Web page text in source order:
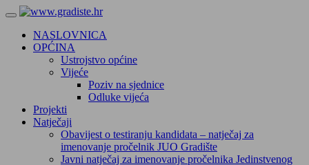
NASLOVNICA
OPĆINA
Ustrojstvo općine
Vijeće
Poziv na sjednice
Odluke vijeća
Projekti
Natječaji
Obavijest o testiranju kandidata – natječaj za
imenovanje pročelnik JUO Gradište
Javni natječaj za imenovanje pročelnika Jedinstvenog